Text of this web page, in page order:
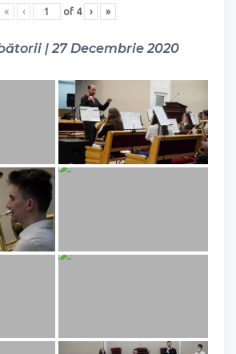
« ‹ of 4 › »
| 27 Decembrie 2020